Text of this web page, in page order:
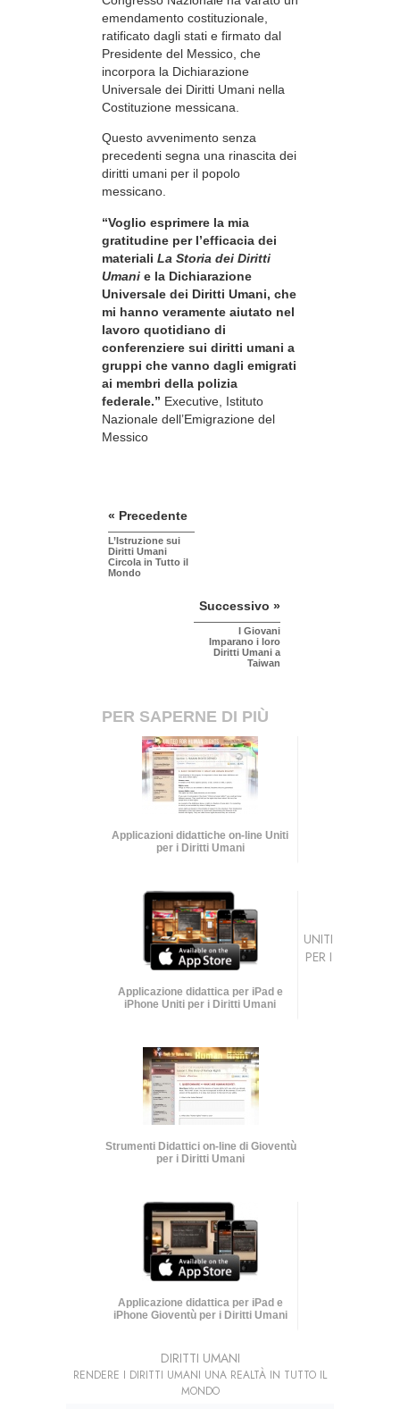
emendamento costituzionale,
ratificato dagli stati e firmato dal
Presidente del Messico, che
incorpora la Dichiarazione
Universale dei Diritti Umani nella
Costituzione messicana.
Questo avvenimento senza
precedenti segna una rinascita dei
diritti umani per il popolo
messicano.
“Voglio esprimere la mia
gratitudine per l’efficacia dei
materiali La Storia dei Diritti
Umani e la Dichiarazione
Universale dei Diritti Umani, che
mi hanno veramente aiutato nel
lavoro quotidiano di
conferenziere sui diritti umani a
gruppi che vanno dagli emigrati
ai membri della polizia
federale.” Executive, Istituto
Nazionale dell’Emigrazione del
Messico
« Precedente
L’Istruzione sui
Diritti Umani
Circola in Tutto il
Mondo
Successivo »
I Giovani
Imparano i loro
Diritti Umani a
Taiwan
PER SAPERNE DI PIÙ
Applicazioni didattiche on-line Uniti
per i Diritti Umani
Applicazione didattica per iPad e
iPhone Uniti per i Diritti Umani
Strumenti Didattici on-line di Gioventù
per i Diritti Umani
Applicazione didattica per iPad e
iPhone Gioventù per i Diritti Umani
UNITI
PER I
DIRITTI UMANI
RENDERE I DIRITTI UMANI UNA REALTÀ IN TUTTO IL
MONDO